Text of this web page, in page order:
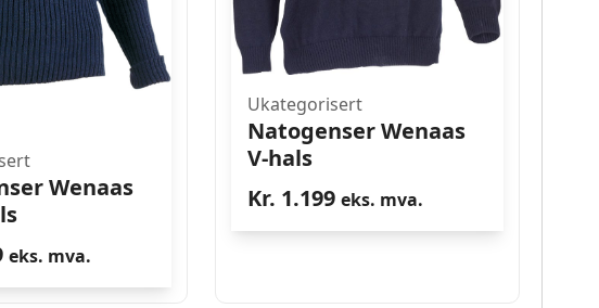
Wenaas
eks. mva.
Ukategorisert
Natogenser Wenaas
V-hals
Kr. 1.199 eks. mva.